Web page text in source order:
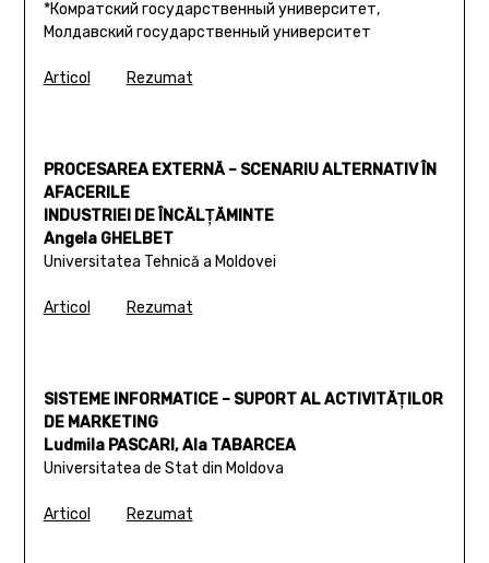
*Комратский государственный университет,
Молдавский государственный университет
Articol Rezumat
PROCESAREA EXTERNĂ – SCENARIU ALTERNATIV ÎN
AFACERILE
INDUSTRIEI DE ÎNCĂLŢĂMINTE
Angela GHELBET
Universitatea Tehnică a Moldovei
Articol Rezumat
SISTEME INFORMATICE – SUPORT AL ACTIVITĂŢILOR
DE MARKETING
Ludmila PASCARI, Ala TABARCEA
Universitatea de Stat din Moldova
Articol Rezumat